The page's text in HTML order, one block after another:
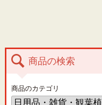
商品の検索
商品のカテゴリ